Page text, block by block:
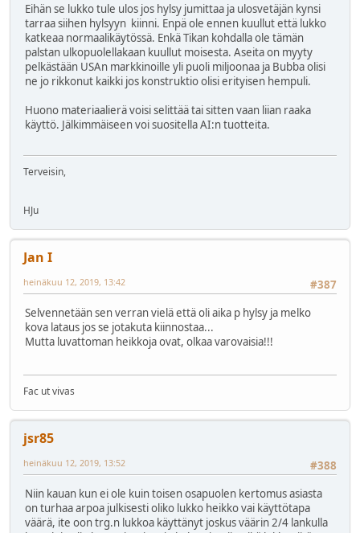
Eihän se lukko tule ulos jos hylsy jumittaa ja ulosvetäjän kynsi
tarraa siihen hylsyyn kiinni. Enpä ole ennen kuullut että lukko
katkeaa normaalikäytössä. Enkä Tikan kohdalla ole tämän
palstan ulkopuolellakaan kuullut moisesta. Aseita on myyty
pelkästään USAn markkinoille yli puoli miljoonaa ja Bubba olisi
ne jo rikkonut kaikki jos konstruktio olisi erityisen hempuli.
Huono materiaalierä voisi selittää tai sitten vaan liian raaka
käyttö. Jälkimmäiseen voi suositella AI:n tuotteita.
Terveisin,
HJu
Jan I
#387
heinäkuu 12, 2019, 13:42
Selvennetään sen verran vielä että oli aika p hylsy ja melko
kova lataus jos se jotakuta kiinnostaa...
Mutta luvattoman heikkoja ovat, olkaa varovaisia!!!
Fac ut vivas
jsr85
#388
heinäkuu 12, 2019, 13:52
Niin kauan kun ei ole kuin toisen osapuolen kertomus asiasta
on turhaa arpoa julkisesti oliko lukko heikko vai käyttötapa
väärä, ite oon trg.n lukkoa käyttänyt joskus väärin 2/4 lankulla